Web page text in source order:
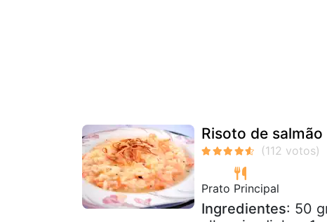
Risoto de
Prato Principal
Ingredientes: 50